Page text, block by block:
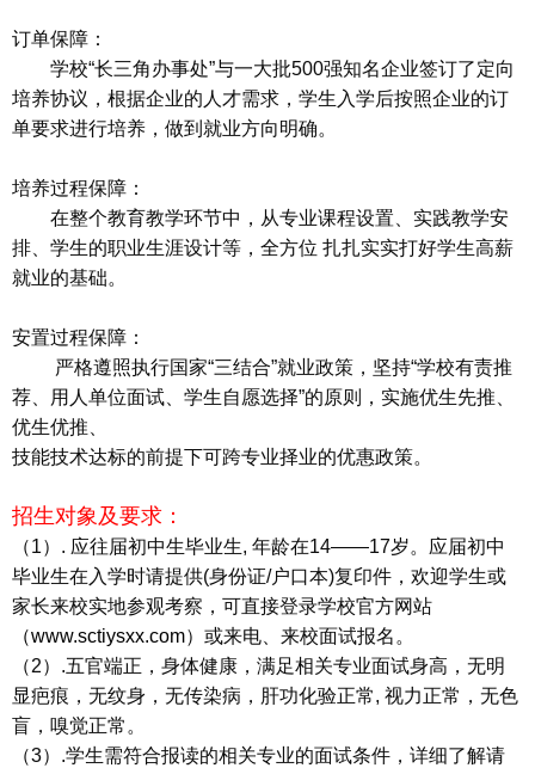
订单保障：
学校“长三角办事处”与一大批500强知名企业签订了定向
培养协议，根据企业的人才需求，学生入学后按照企业的订
单要求进行培养，做到就业方向明确。
培养过程保障：
在整个教育教学环节中，从专业课程设置、实践教学安
排、学生的职业生涯设计等，全方位 扎扎实实打好学生高薪
就业的基础。
安置过程保障：
严格遵照执行国家“三结合”就业政策，坚持“学校有责推
荐、用人单位面试、学生自愿选择”的原则，实施优生先推、
优生优推、
技能技术达标的前提下可跨专业择业的优惠政策。
招生对象及要求：
（1）. 应往届初中生毕业生, 年龄在14——17岁。应届初中
毕业生在入学时请提供(身份证/户口本)复印件，欢迎学生或
家长来校实地参观考察，可直接登录学校官方网站
（www.sctiysxx.com）或来电、来校面试报名。
（2）.五官端正，身体健康，满足相关专业面试身高，无明
显疤痕，无纹身，无传染病，肝功化验正常, 视力正常，无色
盲，嗅觉正常。
（3）.学生需符合报读的相关专业的面试条件，详细了解请